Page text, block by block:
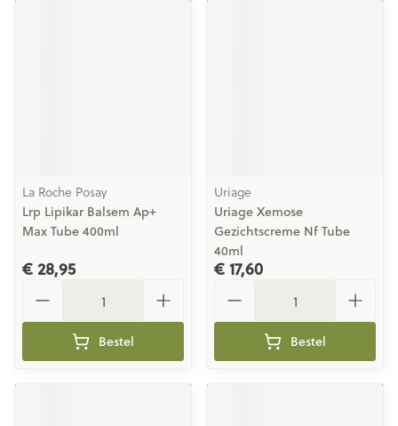
La Roche Posay
Lrp Lipikar Balsem Ap+
Max Tube 400ml
€ 28,95
Bestel
Uriage
Uriage Xemose
Gezichtscreme Nf Tube
40ml
€ 17,60
Bestel